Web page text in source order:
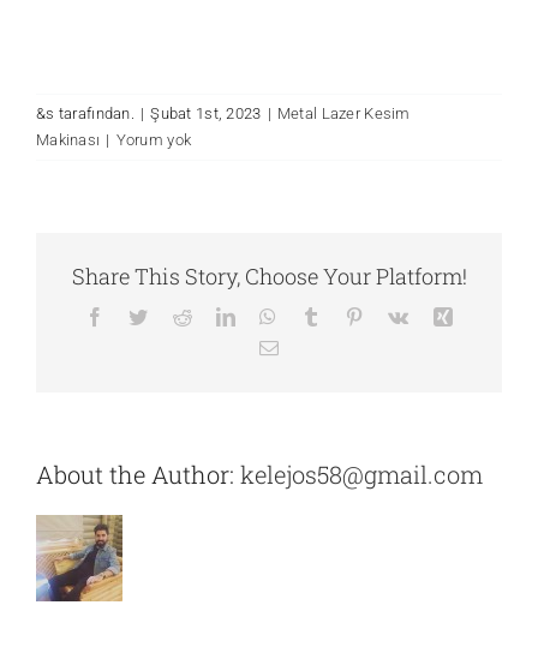
&s tarafından. | Şubat 1st, 2023 | Metal Lazer Kesim
Makinası | Yorum yok
Share This Story, Choose Your Platform!
Facebook
TwitterRedditLinkedInWhatsApp
Tumblr Pinterest
Vk
E-
About the Author: kelejos58@gmail.com